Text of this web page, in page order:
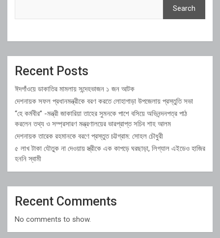
Search
Recent Posts
ঈদগাঁওয়ে ডাকাতির মামলায় সন্দেহভাজন ১ জন আটক
দেশনায়ক সফল প্রধানমন্ত্রীকে বরণ করতে লোহাগাড়া উপজেলায় প্রস্তুতি সভা
“হে কর্মবীর” -মন্ত্রী জাকারিয়া তাহের সুমনকে পাশে বসিয়ে অভিনন্দনপত্র পাঠ
করলেন তথ্য ও সম্প্রসারণ মন্ত্রণালয়ের ভারপ্রাপ্ত সচিব শাহ আলম
দেশনায়ক তারেক রহমানকে বরণে প্রস্তুত চট্টগ্রাম: সোহল চৌধুরী
৫ লাখ টাকা যৌতুক না দেওয়ায় স্ত্রীকে এক কাপড়ে ঘরছাড়া, লিগ্যাল এইডেও হাজির
হননি স্বামী
Recent Comments
No comments to show.